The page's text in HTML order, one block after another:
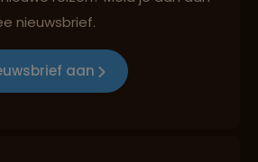
voor mens, cultuur en milieu
nieuwsbrief.
aan